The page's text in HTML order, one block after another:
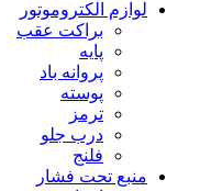
لوازم الکتروموتور
براکت عقب
پایه
پروانه باد
پوسته
ترمز
درب جلو
فلنج
منبع تحت فشار